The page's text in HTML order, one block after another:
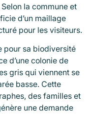
la commune et
d’un maillage
pour les visiteurs.
pour sa biodiversité
d’une colonie de
gris qui viennent se
basse. Cette
des familles et
une demande